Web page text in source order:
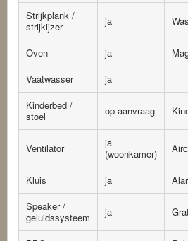
Strijkplank /
strijkijzer
ja
Oven ja
Vaatwasser
ja
Kinderbed /
stoel
op aanvraag
Ventilator
ja
(woonkamer)
Kluis
ja
Speaker /
geluidssysteem
ja